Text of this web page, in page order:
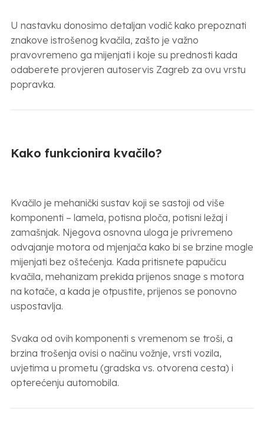
U nastavku donosimo detaljan vodič kako prepoznati
znakove istrošenog kvačila, zašto je važno
pravovremeno ga mijenjati i koje su prednosti kada
odaberete provjeren autoservis Zagreb za ovu vrstu
popravka.
Kako funkcionira kvačilo?
Kvačilo je mehanički sustav koji se sastoji od više
komponenti – lamela, potisna ploča, potisni ležaj i
zamašnjak. Njegova osnovna uloga je privremeno
odvajanje motora od mjenjača kako bi se brzine mogle
mijenjati bez oštećenja. Kada pritisnete papučicu
kvačila, mehanizam prekida prijenos snage s motora
na kotače, a kada je otpustite, prijenos se ponovno
uspostavlja.
Svaka od ovih komponenti s vremenom se troši, a
brzina trošenja ovisi o načinu vožnje, vrsti vozila,
uvjetima u prometu (gradska vs. otvorena cesta) i
opterećenju automobila.